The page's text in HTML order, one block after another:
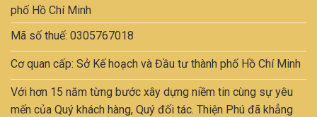
phố Hồ Chí Minh
Mã số thuế: 0305767018
Cơ quan cấp: Sở Kế hoạch và Đầu tư thành phố Hồ Chí Minh
Với hơn 15 năm từng bước xây dựng niềm tin cùng sự yêu
mến của Quý khách hàng, Quý đối tác. Thiện Phú đã khẳng